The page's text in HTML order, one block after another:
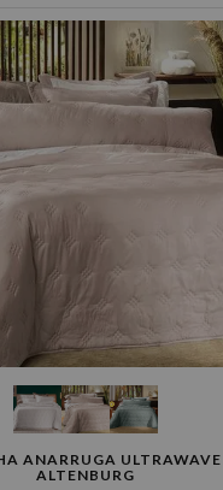
ANARRUGA ULTRAWAVE
ALTENBURG